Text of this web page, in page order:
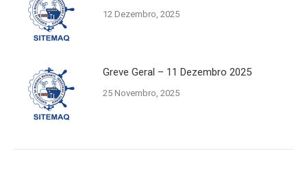
12 Dezembro, 2025
Greve Geral – 11 Dezembro 2025
25 Novembro, 2025